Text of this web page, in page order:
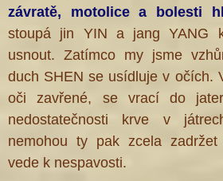
závratě, motolice a bolesti
stoupá jin YIN a jang YANG
usnout. Zatímco my jsme
duch SHEN se usídluje v očích.
oči zavřené, se vrací do
nedostatečnosti krve v
nemohou ty pak zcela
vede k nespavosti.